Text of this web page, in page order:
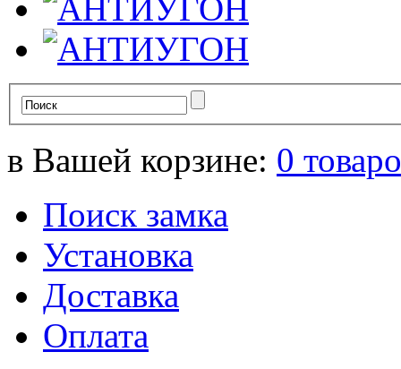
в Вашей корзине: 0
Поиск замка
Установка
Доставка
Оплата